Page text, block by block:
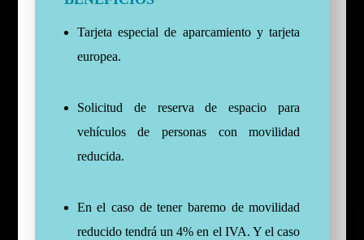
Tarjeta especial de aparcamiento y tarjeta
europea.
Solicitud de reserva de espacio para
vehículos de personas con movilidad
reducida.
En el caso de tener baremo de movilidad
reducido tendrá un 4% en el IVA. Y el caso